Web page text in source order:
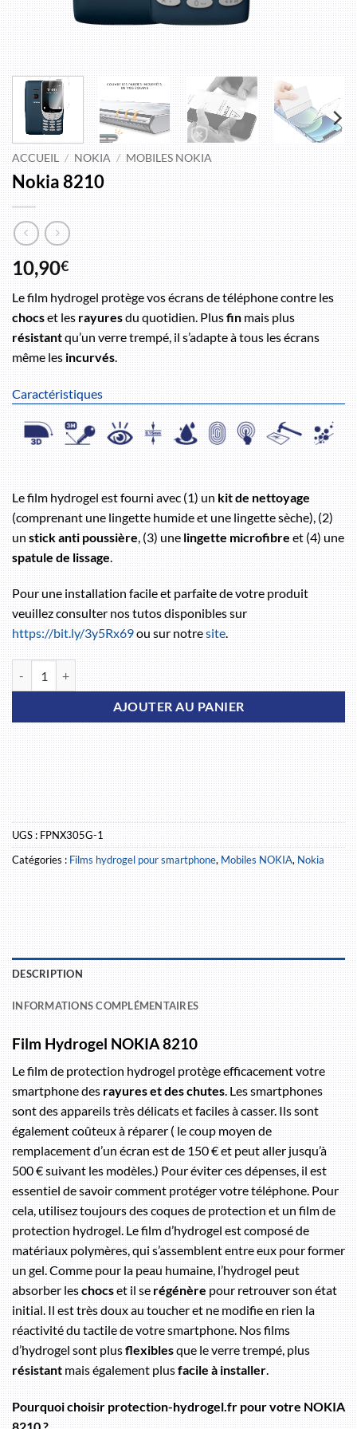
ACCUEIL / NOKIA / MOBILES NOKIA
Nokia 8210
10,90€
Le film hydrogel protège vos écrans de téléphone contre les
chocset lesrayuresdu quotidien. Plusfinmais plus
résistantqu’un verre trempé, il s’adapte à tous les écrans
même lesincurvés.
Caractéristiques
Le film hydrogel est fourni avec (1) unkit de nettoyage
(comprenant une lingette humide et une lingette sèche), (2)
unstick anti poussière, (3) unelingette microfibreet (4) une
spatule de lissage.
Pour une installation facile et parfaite de votre produit
veuillez consulter nos tutos disponibles sur
https://bit.ly/3y5Rx69ou sur notresite.
quantité de Nokia 8210
AJOUTER AU PANIER
UGS :FPNX305G-1
Catégories :Films hydrogel pour smartphone,Mobiles NOKIA,Nokia
DESCRIPTION
INFORMATIONS COMPLÉMENTAIRES
Film Hydrogel NOKIA 8210
Le film de protection hydrogel protège efficacement votre
smartphone desrayures et des chutes. Les smartphones
sont des appareils très délicats et faciles à casser. Ils sont
également coûteux à réparer ( le coup moyen de
remplacement d’un écran est de 150 € et peut aller jusqu’à
500 € suivant les modèles.) Pour éviter ces dépenses, il est
essentiel de savoir comment protéger votre téléphone. Pour
cela, utilisez toujours des coques de protection et un film de
protection hydrogel. Le film d’hydrogel est composé de
matériaux polymères, qui s’assemblent entre eux pour former
un gel. Comme pour la peau humaine, l’hydrogel peut
absorber leschocset il serégénèrepour retrouver son état
initial. Il est très doux au toucher et ne modifie en rien la
réactivité du tactile de votre smartphone. Nos films
d’hydrogel sont plusflexiblesque le verre trempé, plus
résistantmais également plusfacile à installer.
Pourquoi choisir protection-hydrogel.fr pour votre NOKIA